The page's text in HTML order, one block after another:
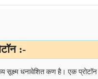
:-
सूक्ष्म धनावेशित कण है। एक